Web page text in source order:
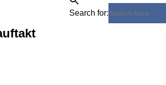
Search for: